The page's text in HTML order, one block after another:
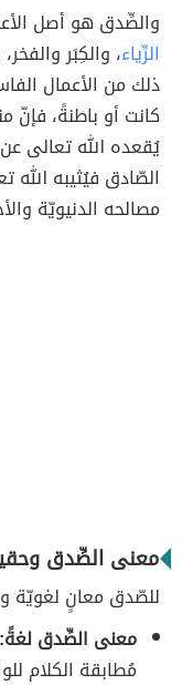
والصِّدق هو أصل
الرِّياء، والكِبَر
ذلك من الأعمال
كانت أو باطنةً،
يُقعده الله تعالى
الصّادق فيُثيبه
مصالحه الدنيويّة
معنى الصِّدق
للصّدق معانٍ لغويّة
معنى الصِّدق لغةً:
مُطابقة الكلام